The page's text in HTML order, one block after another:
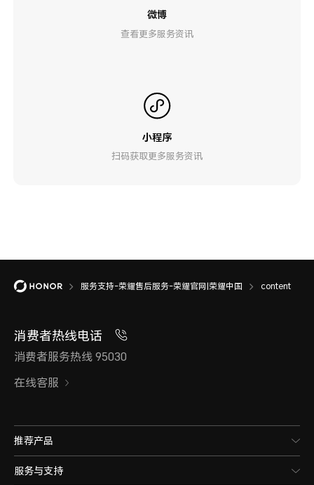
微博
查看更多服务资讯
小程序
扫码获取更多服务资讯
服务支持-荣耀售后服务-荣耀官网|荣耀中国 content
消费者热线电话
消费者服务热线 95030
在线客服
推荐产品
服务与支持